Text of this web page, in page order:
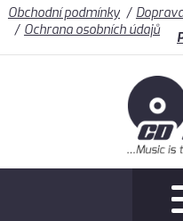
Obchodní podmínky
Ochrana osobních údajů